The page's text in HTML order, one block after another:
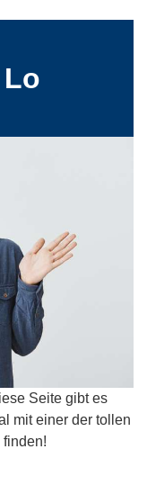
Seite gibt es
mit einer der tollen